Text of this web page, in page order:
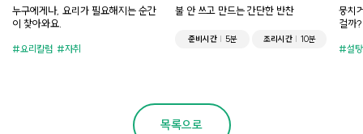
누구에게나, 요리가 필요해지는 순간
이 찾아와요.
요리칼럼 자취
불 안 쓰고 만드는 간단한 반찬
준비시간 5분 조리시간 10분
뭉치
걸까?
설탕
목록으로